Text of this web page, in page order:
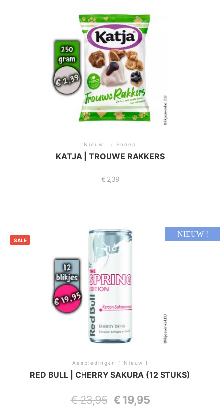
Nieuw ! / Snoep
KATJA | TROUWE RAKKERS
€2,39
NIEUW !
SALE
Aanbiedingen / Nieuw !
RED BULL | CHERRY SAKURA (12 STUKS)
€23,95
Oorspronkelijke
prijs
€19,95